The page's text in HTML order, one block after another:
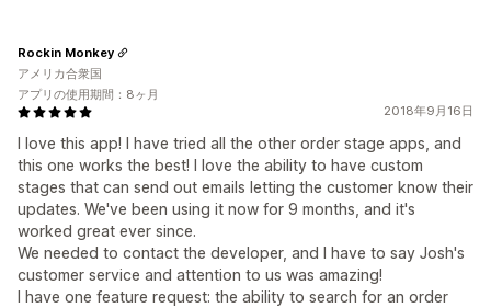
2018年9月16日
I love this app! I have tried all the other order stage apps, and
this one works the best! I love the ability to have custom
stages that can send out emails letting the customer know their
updates. We've been using it now for 9 months, and it's
worked great ever since.
We needed to contact the developer, and I have to say Josh's
customer service and attention to us was amazing!
I have one feature request: the ability to search for an order
Rockin Monkey
アメリカ合衆国
アプリの使用期間：8ヶ月